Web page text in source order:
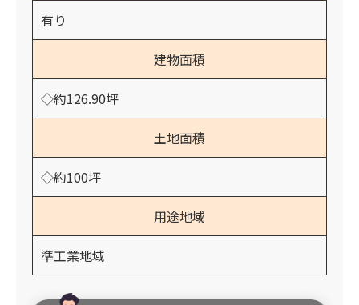
有り
建物面積
◇約126.90坪
土地面積
◇約100坪
用途地域
準工業地域